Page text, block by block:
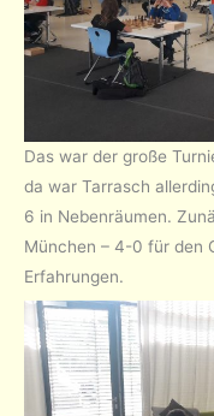
Das war der große
da war Tarrasch
6 in Nebenräumen.
München – 4-0 für den
Erfahrungen.